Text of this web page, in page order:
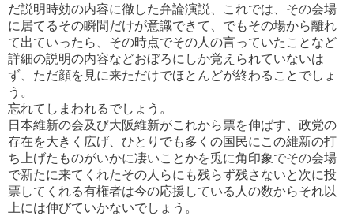
だ説明時効の内容に徹した弁論演説、これでは、その会場
に居てるその瞬間だけが意識できて、でもその場から離れ
て出ていったら、その時点でその人の言っていたことなど
詳細の説明の内容などおぼろにしか覚えられていないは
ず、ただ顔を見に来ただけでほとんどが終わることでしょ
う。
忘れてしまわれるでしょう。
日本維新の会及び大阪維新がこれから票を伸ばす、政党の
存在を大きく広げ、ひとりでも多くの国民にこの維新の打
ち上げたものがいかに凄いことかを兎に角印象でその会場
で新たに来てくれたその人らにも残らず残さないと次に投
票してくれる有権者は今の応援している人の数からそれ以
上には伸びていかないでしょう。